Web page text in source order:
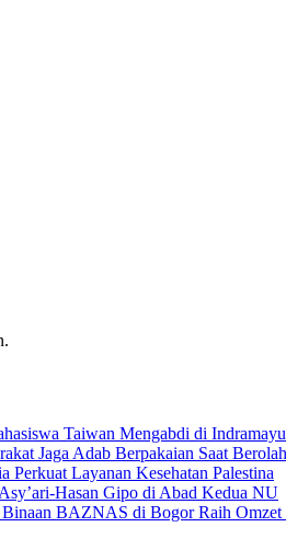
Taiwan Mengabdi di Indramayu
Jaga Adab Berpakaian Saat
Layanan Kesehatan Palestina
Hasan Gipo di Abad Kedua NU
BAZNAS di Bogor Raih Omzet